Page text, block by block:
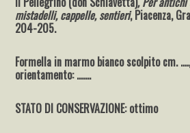
mistadelli, cappelle, sentieri, Piacenza,
204-205.
Formella in marmo bianco scolpito cm.
orientamento: …….
STATO DI CONSERVAZIONE: ottimo